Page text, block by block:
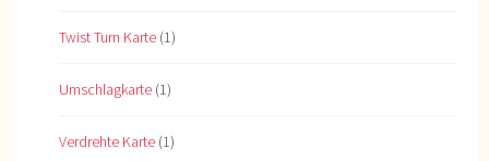
Twist Turn Karte (1)
Umschlagkarte (1)
Verdrehte Karte (1)